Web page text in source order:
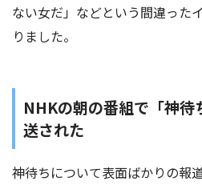
ない女だ」などという間違った
りました。
NHKの朝の番組で「神待
送された
神待ちについて表面ばかりの報